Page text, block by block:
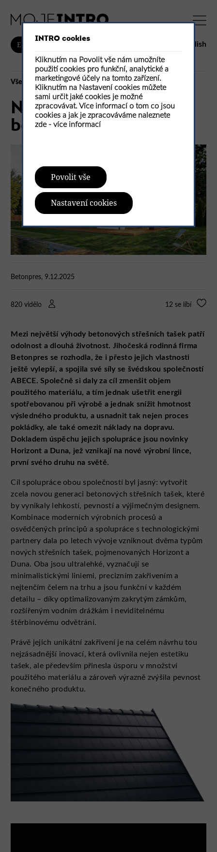
INTRO cookies
Kliknutím na Povolit vše nám umožníte
použití cookies pro funkční, analytické a
marketingové účely na tomto zařízení.
Kliknutím na Nastavení cookies můžete
sami určit jaké cookies je možné
zpracovávat. Více informací o tom co jsou
cookies a jak je zpracováváme naleznete
zde - více informací
Povolit vše
Nastavení cookies
E-shop English
Vše
Nová éra lehkých
betonových střech
Betonpres, 9.12.2025
820 vidělo 12 se líbí
Mezi největší výhody betonových střešních tašek patří
odolnost a dlouhá životnost. Jihočeská rodinná firma
Betonpres se rozhodla, že i přesto jejich vlastnosti
ještě vylepší, a spojila své síly se švédskou společností
ABECE. Společně si daly za cíl zmenšit objem
použitého materiálu, a tím jednak ušetřit energii
spotřebovanou při výrobě a jednak snížit hmotnost
výsledného produktu, a usnadnit tak nejen proces
pokládky, ale také omezit náklady na dopravu.
Dokladem úspěchu jejich spolupráce jsou novinky
Horizont a Duna, jež vznikají na nové výrobní lince,
první svého druhu na světě.
Cíl spolupráce obou společností byl jasný: vytvořit
zcela novou generaci betonových střešních tašek, které
by vynikaly lehkostí, pevností a výjimečným designem.
Kombinace moderních výrobních procesů a
osvědčených principů a spolupráce s technologickými
partnery dala po letech vývoje vzniknout dvěma typům
nových střešních tašek, pojmenovaných Horizont a
Duna. Oba jsou ultralehké, vyznačují se
minimalistickými liniemi, precizním zakřivením a
nejtenčím čelem na trhu a jsou funkční v každém
detailu – díky optimalizovaným zakrytým zámkům,
rozšířeným vodním drážkám i neviditelnému
štěrbinovému odvětrání.
Právě jejich unikátní zakřivení je na celém návrhu tou
nejzásadnější inovací, která ovlivnila nejen estetiku
tašek, ale především přinesla úsporu v množství
použitého materiálu a zároveň výrazně zvýšila pevnost
konečného produktu.